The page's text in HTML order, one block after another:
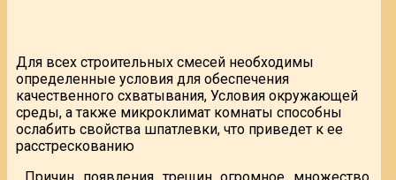
Для всех строительных смесей необходимы
определенные условия для обеспечения
качественного схватывания, Условия окружающей
среды, а также микроклимат комнаты способны
ослабить свойства шпатлевки, что приведет к ее
расстрескованию